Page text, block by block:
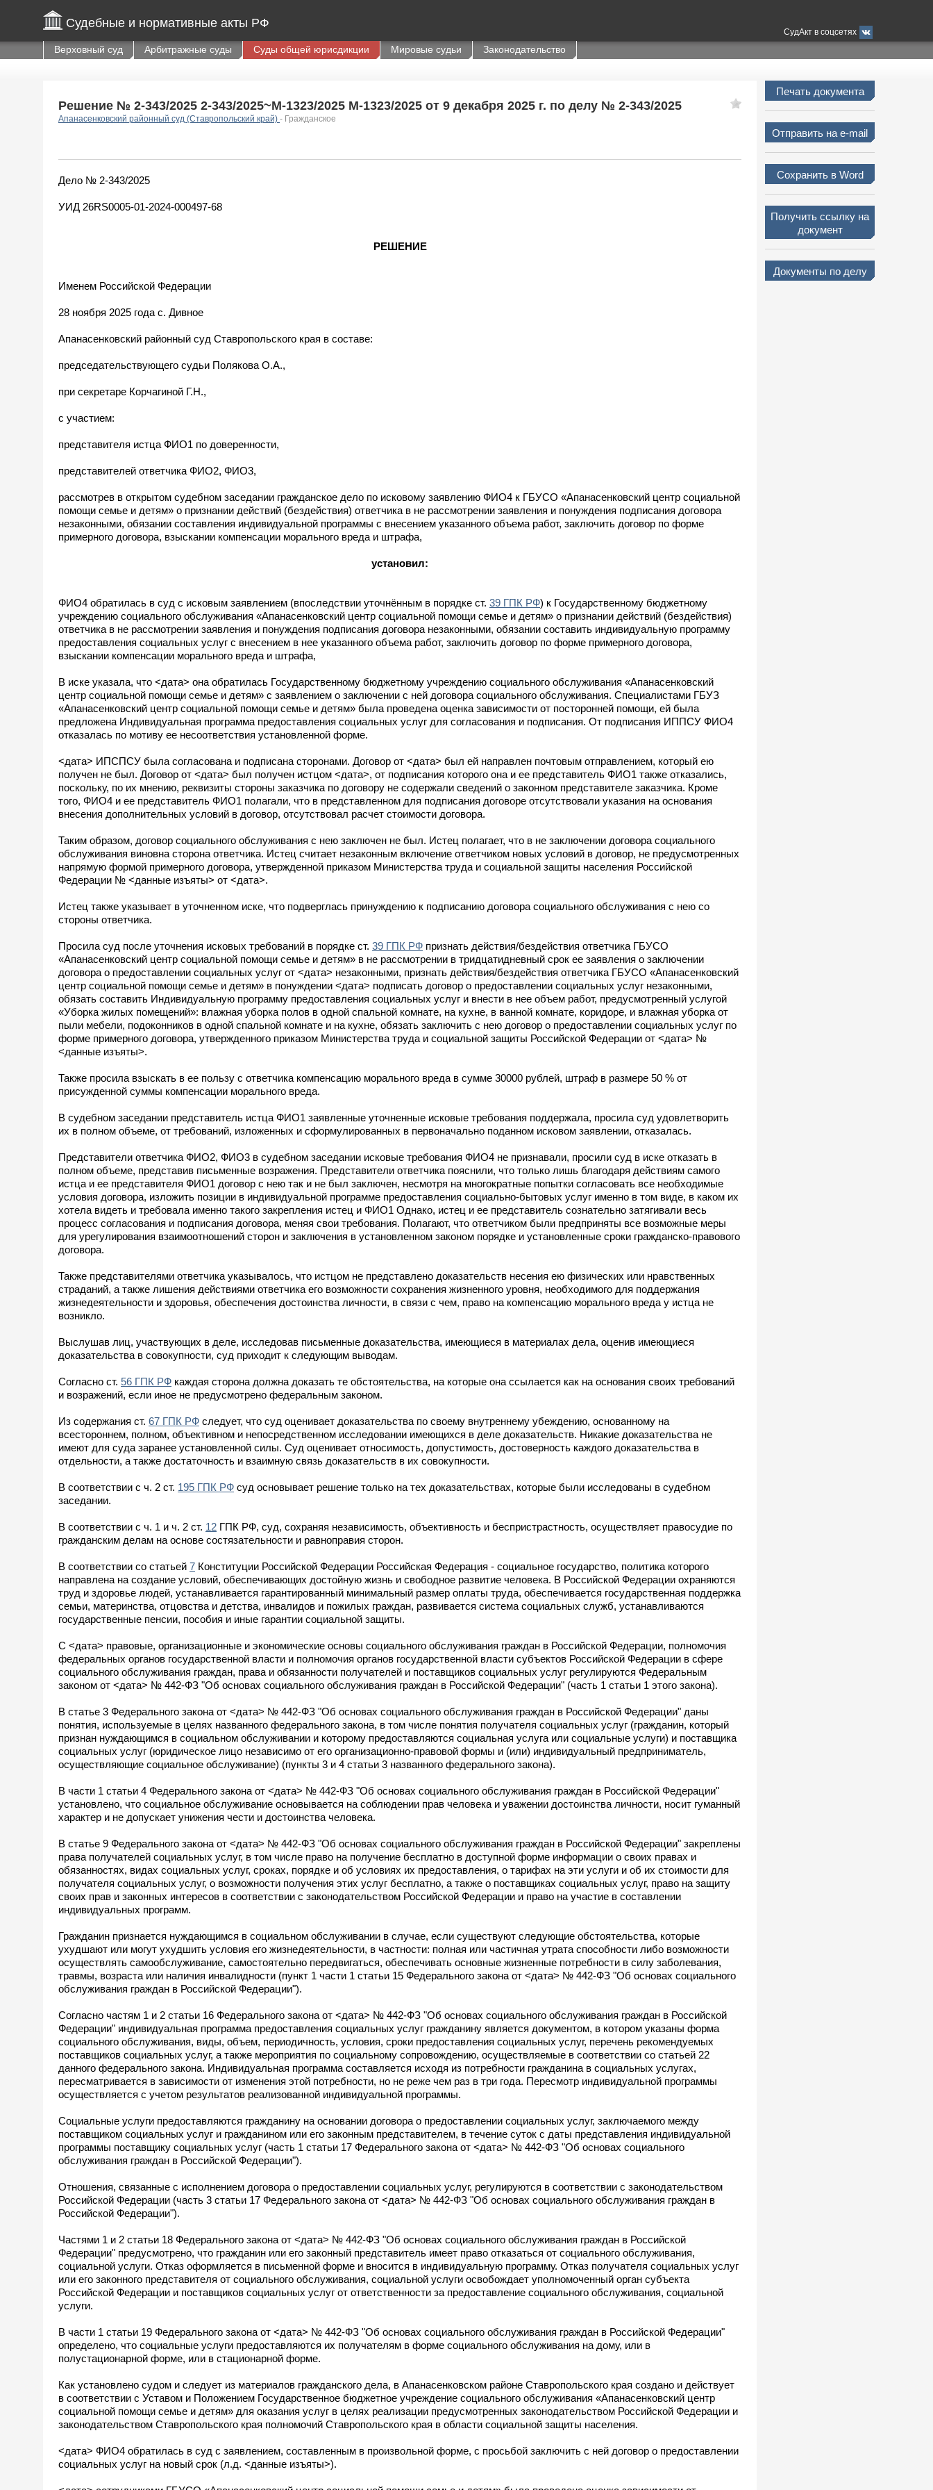
Судебные и нормативные акты РФ
СудАкт в соцсетях
Верховный суд Арбитражные суды Суды общей юрисдикции Мировые судьи Законодательство
Решение № 2-343/2025 2-343/2025~М-1323/2025 М-1323/2025 от 9 декабря 2025 г. по делу № 2-343/2025
Апанасенковский районный суд (Ставропольский край) - Гражданское
Дело № 2-343/2025
УИД 26RS0005-01-2024-000497-68
РЕШЕНИЕ
Именем Российской Федерации
28 ноября 2025 года с. Дивное
Апанасенковский районный суд Ставропольского края в составе:
председательствующего судьи Полякова О.А.,
при секретаре Корчагиной Г.Н.,
с участием:
представителя истца ФИО1 по доверенности,
представителей ответчика ФИО2, ФИО3,
рассмотрев в открытом судебном заседании гражданское дело по исковому заявлению ФИО4 к ГБУСО «Апанасенковский центр социальной
помощи семье и детям» о признании действий (бездействия) ответчика в не рассмотрении заявления и понуждения подписания договора
незаконными, обязании составления индивидуальной программы с внесением указанного объема работ, заключить договор по форме
примерного договора, взыскании компенсации морального вреда и штрафа,
установил:
ФИО4 обратилась в суд с исковым заявлением (впоследствии уточнённым в порядке ст. 39 ГПК РФ) к Государственному бюджетному
учреждению социального обслуживания «Апанасенковский центр социальной помощи семье и детям» о признании действий (бездействия)
ответчика в не рассмотрении заявления и понуждения подписания договора незаконными, обязании составить индивидуальную программу
предоставления социальных услуг с внесением в нее указанного объема работ, заключить договор по форме примерного договора,
взыскании компенсации морального вреда и штрафа,
В иске указала, что <дата> она обратилась Государственному бюджетному учреждению социального обслуживания «Апанасенковский
центр социальной помощи семье и детям» с заявлением о заключении с ней договора социального обслуживания. Специалистами ГБУЗ
«Апанасенковский центр социальной помощи семье и детям» была проведена оценка зависимости от посторонней помощи, ей была
предложена Индивидуальная программа предоставления социальных услуг для согласования и подписания. От подписания ИППСУ ФИО4
отказалась по мотиву ее несоответствия установленной форме.
<дата> ИПСПСУ была согласована и подписана сторонами. Договор от <дата> был ей направлен почтовым отправлением, который ею
получен не был. Договор от <дата> был получен истцом <дата>, от подписания которого она и ее представитель ФИО1 также отказались,
поскольку, по их мнению, реквизиты стороны заказчика по договору не содержали сведений о законном представителе заказчика. Кроме
того, ФИО4 и ее представитель ФИО1 полагали, что в представленном для подписания договоре отсутствовали указания на основания
внесения дополнительных условий в договор, отсутствовал расчет стоимости договора.
Таким образом, договор социального обслуживания с нею заключен не был. Истец полагает, что в не заключении договора социального
обслуживания виновна сторона ответчика. Истец считает незаконным включение ответчиком новых условий в договор, не предусмотренных
напрямую формой примерного договора, утвержденной приказом Министерства труда и социальной защиты населения Российской
Федерации № <данные изъяты> от <дата>.
Истец также указывает в уточненном иске, что подверглась принуждению к подписанию договора социального обслуживания с нею со
стороны ответчика.
Просила суд после уточнения исковых требований в порядке ст. 39 ГПК РФ признать действия/бездействия ответчика ГБУСО
«Апанасенковский центр социальной помощи семье и детям» в не рассмотрении в тридцатидневный срок ее заявления о заключении
договора о предоставлении социальных услуг от <дата> незаконными, признать действия/бездействия ответчика ГБУСО «Апанасенковский
центр социальной помощи семье и детям» в понуждении <дата> подписать договор о предоставлении социальных услуг незаконными,
обязать составить Индивидуальную программу предоставления социальных услуг и внести в нее объем работ, предусмотренный услугой
«Уборка жилых помещений»: влажная уборка полов в одной спальной комнате, на кухне, в ванной комнате, коридоре, и влажная уборка от
пыли мебели, подоконников в одной спальной комнате и на кухне, обязать заключить с нею договор о предоставлении социальных услуг по
форме примерного договора, утвержденного приказом Министерства труда и социальной защиты Российской Федерации от <дата> №
<данные изъяты>.
Также просила взыскать в ее пользу с ответчика компенсацию морального вреда в сумме 30000 рублей, штраф в размере 50 % от
присужденной суммы компенсации морального вреда.
В судебном заседании представитель истца ФИО1 заявленные уточненные исковые требования поддержала, просила суд удовлетворить
их в полном объеме, от требований, изложенных и сформулированных в первоначально поданном исковом заявлении, отказалась.
Представители ответчика ФИО2, ФИО3 в судебном заседании исковые требования ФИО4 не признавали, просили суд в иске отказать в
полном объеме, представив письменные возражения. Представители ответчика пояснили, что только лишь благодаря действиям самого
истца и ее представителя ФИО1 договор с нею так и не был заключен, несмотря на многократные попытки согласовать все необходимые
условия договора, изложить позиции в индивидуальной программе предоставления социально-бытовых услуг именно в том виде, в каком их
хотела видеть и требовала именно такого закрепления истец и ФИО1 Однако, истец и ее представитель сознательно затягивали весь
процесс согласования и подписания договора, меняя свои требования. Полагают, что ответчиком были предприняты все возможные меры
для урегулирования взаимоотношений сторон и заключения в установленном законом порядке и установленные сроки гражданско-правового
договора.
Также представителями ответчика указывалось, что истцом не представлено доказательств несения ею физических или нравственных
страданий, а также лишения действиями ответчика его возможности сохранения жизненного уровня, необходимого для поддержания
жизнедеятельности и здоровья, обеспечения достоинства личности, в связи с чем, право на компенсацию морального вреда у истца не
возникло.
Выслушав лиц, участвующих в деле, исследовав письменные доказательства, имеющиеся в материалах дела, оценив имеющиеся
доказательства в совокупности, суд приходит к следующим выводам.
Согласно ст. 56 ГПК РФ каждая сторона должна доказать те обстоятельства, на которые она ссылается как на основания своих требований
и возражений, если иное не предусмотрено федеральным законом.
Из содержания ст. 67 ГПК РФ следует, что суд оценивает доказательства по своему внутреннему убеждению, основанному на
всестороннем, полном, объективном и непосредственном исследовании имеющихся в деле доказательств. Никакие доказательства не
имеют для суда заранее установленной силы. Суд оценивает относимость, допустимость, достоверность каждого доказательства в
отдельности, а также достаточность и взаимную связь доказательств в их совокупности.
В соответствии с ч. 2 ст. 195 ГПК РФ суд основывает решение только на тех доказательствах, которые были исследованы в судебном
заседании.
В соответствии с ч. 1 и ч. 2 ст. 12 ГПК РФ, суд, сохраняя независимость, объективность и беспристрастность, осуществляет правосудие по
гражданским делам на основе состязательности и равноправия сторон.
В соответствии со статьей 7 Конституции Российской Федерации Российская Федерация - социальное государство, политика которого
направлена на создание условий, обеспечивающих достойную жизнь и свободное развитие человека. В Российской Федерации охраняются
труд и здоровье людей, устанавливается гарантированный минимальный размер оплаты труда, обеспечивается государственная поддержка
семьи, материнства, отцовства и детства, инвалидов и пожилых граждан, развивается система социальных служб, устанавливаются
государственные пенсии, пособия и иные гарантии социальной защиты.
С <дата> правовые, организационные и экономические основы социального обслуживания граждан в Российской Федерации, полномочия
федеральных органов государственной власти и полномочия органов государственной власти субъектов Российской Федерации в сфере
социального обслуживания граждан, права и обязанности получателей и поставщиков социальных услуг регулируются Федеральным
законом от <дата> № 442-ФЗ "Об основах социального обслуживания граждан в Российской Федерации" (часть 1 статьи 1 этого закона).
В статье 3 Федерального закона от <дата> № 442-ФЗ "Об основах социального обслуживания граждан в Российской Федерации" даны
понятия, используемые в целях названного федерального закона, в том числе понятия получателя социальных услуг (гражданин, который
признан нуждающимся в социальном обслуживании и которому предоставляются социальная услуга или социальные услуги) и поставщика
социальных услуг (юридическое лицо независимо от его организационно-правовой формы и (или) индивидуальный предприниматель,
осуществляющие социальное обслуживание) (пункты 3 и 4 статьи 3 названного федерального закона).
В части 1 статьи 4 Федерального закона от <дата> № 442-ФЗ "Об основах социального обслуживания граждан в Российской Федерации"
установлено, что социальное обслуживание основывается на соблюдении прав человека и уважении достоинства личности, носит гуманный
характер и не допускает унижения чести и достоинства человека.
В статье 9 Федерального закона от <дата> № 442-ФЗ "Об основах социального обслуживания граждан в Российской Федерации" закреплены
права получателей социальных услуг, в том числе право на получение бесплатно в доступной форме информации о своих правах и
обязанностях, видах социальных услуг, сроках, порядке и об условиях их предоставления, о тарифах на эти услуги и об их стоимости для
получателя социальных услуг, о возможности получения этих услуг бесплатно, а также о поставщиках социальных услуг, право на защиту
своих прав и законных интересов в соответствии с законодательством Российской Федерации и право на участие в составлении
индивидуальных программ.
Гражданин признается нуждающимся в социальном обслуживании в случае, если существуют следующие обстоятельства, которые
ухудшают или могут ухудшить условия его жизнедеятельности, в частности: полная или частичная утрата способности либо возможности
осуществлять самообслуживание, самостоятельно передвигаться, обеспечивать основные жизненные потребности в силу заболевания,
травмы, возраста или наличия инвалидности (пункт 1 части 1 статьи 15 Федерального закона от <дата> № 442-ФЗ "Об основах социального
обслуживания граждан в Российской Федерации").
Согласно частям 1 и 2 статьи 16 Федерального закона от <дата> № 442-ФЗ "Об основах социального обслуживания граждан в Российской
Федерации" индивидуальная программа предоставления социальных услуг гражданину является документом, в котором указаны форма
социального обслуживания, виды, объем, периодичность, условия, сроки предоставления социальных услуг, перечень рекомендуемых
поставщиков социальных услуг, а также мероприятия по социальному сопровождению, осуществляемые в соответствии со статьей 22
данного федерального закона. Индивидуальная программа составляется исходя из потребности гражданина в социальных услугах,
пересматривается в зависимости от изменения этой потребности, но не реже чем раз в три года. Пересмотр индивидуальной программы
осуществляется с учетом результатов реализованной индивидуальной программы.
Социальные услуги предоставляются гражданину на основании договора о предоставлении социальных услуг, заключаемого между
поставщиком социальных услуг и гражданином или его законным представителем, в течение суток с даты представления индивидуальной
программы поставщику социальных услуг (часть 1 статьи 17 Федерального закона от <дата> № 442-ФЗ "Об основах социального
обслуживания граждан в Российской Федерации").
Отношения, связанные с исполнением договора о предоставлении социальных услуг, регулируются в соответствии с законодательством
Российской Федерации (часть 3 статьи 17 Федерального закона от <дата> № 442-ФЗ "Об основах социального обслуживания граждан в
Российской Федерации").
Частями 1 и 2 статьи 18 Федерального закона от <дата> № 442-ФЗ "Об основах социального обслуживания граждан в Российской
Федерации" предусмотрено, что гражданин или его законный представитель имеет право отказаться от социального обслуживания,
социальной услуги. Отказ оформляется в письменной форме и вносится в индивидуальную программу. Отказ получателя социальных услуг
или его законного представителя от социального обслуживания, социальной услуги освобождает уполномоченный орган субъекта
Российской Федерации и поставщиков социальных услуг от ответственности за предоставление социального обслуживания, социальной
услуги.
В части 1 статьи 19 Федерального закона от <дата> № 442-ФЗ "Об основах социального обслуживания граждан в Российской Федерации"
определено, что социальные услуги предоставляются их получателям в форме социального обслуживания на дому, или в
полустационарной форме, или в стационарной форме.
Как установлено судом и следует из материалов гражданского дела, в Апанасенковском районе Ставропольского края создано и действует
в соответствии с Уставом и Положением Государственное бюджетное учреждение социального обслуживания «Апанасенковский центр
социальной помощи семье и детям» для оказания услуг в целях реализации предусмотренных законодательством Российской Федерации и
законодательством Ставропольского края полномочий Ставропольского края в области социальной защиты населения.
<дата> ФИО4 обратилась в суд с заявлением, составленным в произвольной форме, с просьбой заключить с ней договор о предоставлении
социальных услуг на новый срок (л.д. <данные изъяты>).
Печать документа
Отправить на e-mail
Сохранить в Word
Получить ссылку на
документ
Документы по делу